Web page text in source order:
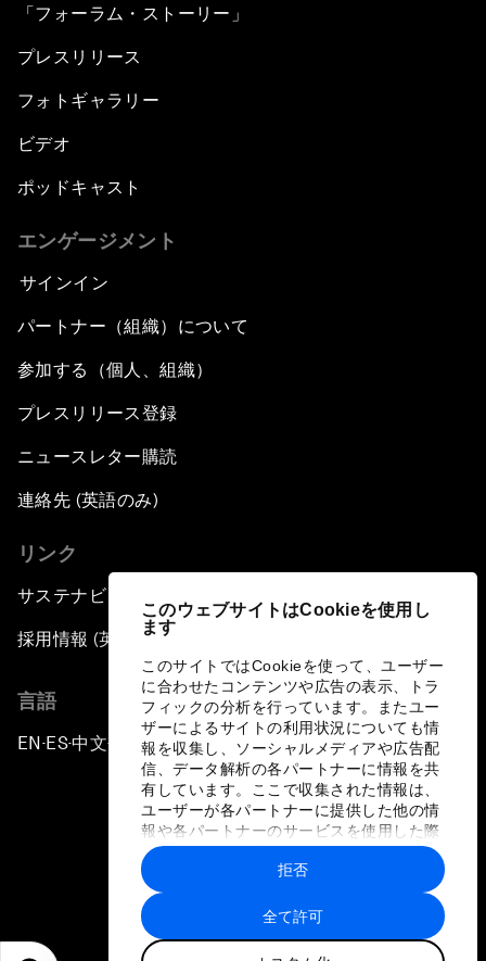
このウェブサイトはCookieを使用し
ます
このサイトではCookieを使って、ユーザー
に合わせたコンテンツや広告の表示、トラ
フィックの分析を行っています。またユー
ザーによるサイトの利用状況についても情
報を収集し、ソーシャルメディアや広告配
信、データ解析の各パートナーに情報を共
有しています。ここで収集された情報は、
ユーザーが各パートナーに提供した他の情
報や各パートナーのサービスを使用した際
に収集された情報と組み合わされ、各パー
トナーによって使用されることがありま
す。
全て許可
拒否
「フォーラム・ストーリー」
プレスリリース
フォトギャラリー
ビデオ
ポッドキャスト
エンゲージメント
サインイン
パートナー（組織）について
参加する（個人、組織）
プレスリリース登録
ニュースレター購読
連絡先 (英語のみ)
リンク
サステナビリティへの取り組み
採用情報 (英語のみ)
言語
EN ▪ES▪中文▪ 日本語
プライバシーポリシーと利用規約
サイトマップ